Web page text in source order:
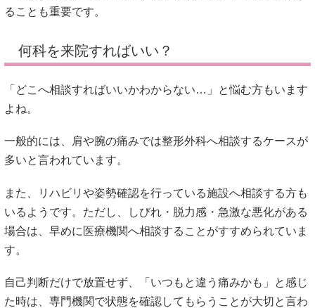
ることも重要です。
何科を来院すればいい？
「どこへ相談すればいいかわからない…」と悩む方もいます
よね。
一般的には、肩や腕の痛みでは整形外科へ相談するケースが
多いと言われています。
また、リハビリや姿勢確認を行っている施設へ相談する方も
いるようです。ただし、しびれ・脱力感・急激な悪化がある
場合は、早めに医療機関へ相談することがすすめられていま
す。
自己判断だけで放置せず、「いつもと違う痛みかも」と感じ
た時は、専門機関で状態を確認してもらうことが大切と言わ